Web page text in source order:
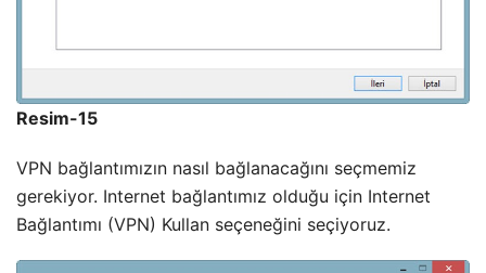
Resim-15
VPN bağlantımızın nasıl bağlanacağını seçmemiz
gerekiyor. Internet bağlantımız olduğu için Internet
Bağlantımı (VPN) Kullan seçeneğini seçiyoruz.